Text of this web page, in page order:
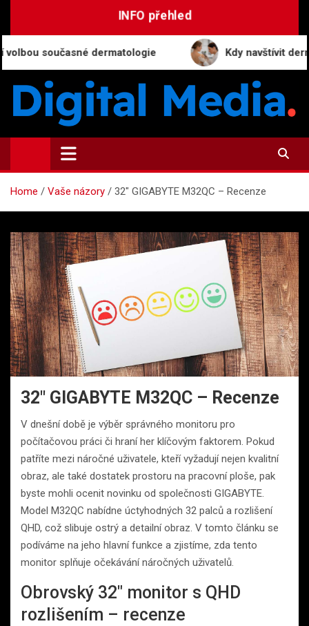
INFO přehled
dermatologie Kdy navštívit
Digital-Media.cz
Magazín zpravodajství a novinek
Home Vaše názory 32″ GIGABYTE M32QC – Recenze
32″ GIGABYTE M32QC – Recenze
V dnešní době je výběr správného monitoru pro
počítačovou práci či hraní her klíčovým faktorem. Pokud
patříte mezi náročné uživatele, kteří vyžadují nejen kvalitní
obraz, ale také dostatek prostoru na pracovní ploše, pak
byste mohli ocenit novinku od společnosti GIGABYTE.
Model M32QC nabídne úctyhodných 32 palců a rozlišení
QHD, což slibuje ostrý a detailní obraz. V tomto článku se
podíváme na jeho hlavní funkce a zjistíme, zda tento
monitor splňuje očekávání náročných uživatelů.
Obrovský 32″ monitor s QHD
rozlišením – recenze